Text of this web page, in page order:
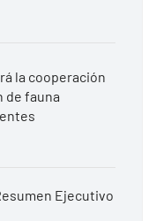
la cooperación
de fauna
Ejecutivo